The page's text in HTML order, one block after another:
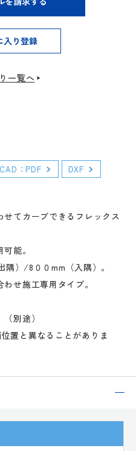
入り登録
一覧へ
CAD：PDF
DXF
てカーブできるフレックス
能。
）/8００mm（入隅）。
せ施工専用タイプ。
別途）
置と異なることがありま